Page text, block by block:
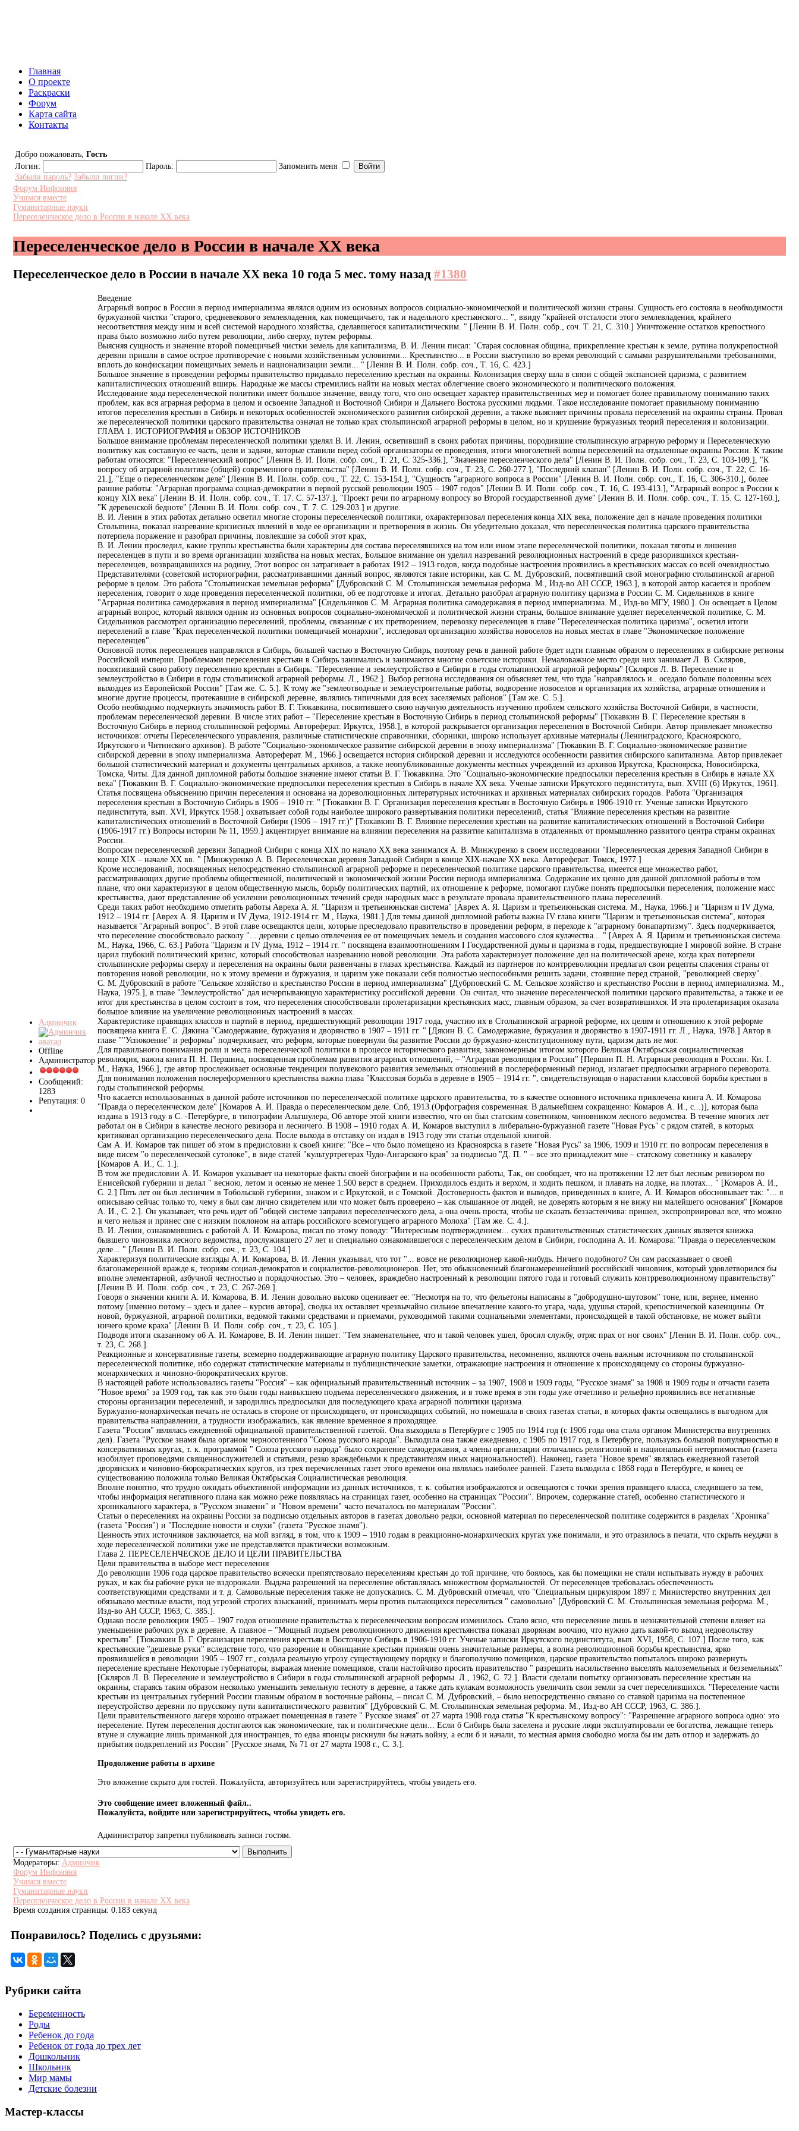
Главная
О проекте
Раскраски
Форум
Карта сайта
Контакты
Добро пожаловать, Гость
Логин:
Пароль:
Запомнить меня
Забыли пароль? Забыли логин?
Форум Инфоняня
Учимся вместе
Гуманитарные науки
Переселенческое дело в России в начале ХХ века
Переселенческое дело в России в начале ХХ века
Переселенческое дело в России в начале ХХ века 10 года 5 мес. тому назад #1380
Админчик
Offline
Администратор
Сообщений:
1283
Репутация: 0
Введение
Аграрный вопрос в России в период империализма являлся одним из основных вопросов социально-экономической и политической жизни страны. Сущность его состояла в необходимости
буржуазной чистки "старого, средневекового землевладения, как помещичьего, так и надельного крестьянского... ", ввиду "крайней отсталости этого землевладения, крайнего
несоответствия между ним и всей системой народного хозяйства, сделавшегося капиталистическим. " [Ленин В. И. Полн. собр., соч. Т. 21, С. 310.] Уничтожение остатков крепостного
права было возможно либо путем революции, либо сверху, путем реформы.
Выясняя сущность и значение второй помещичьей чистки земель для капитализма, В. И. Ленин писал: "Старая сословная община, прикрепление крестьян к земле, рутина полукрепостной
деревни пришли в самое острое противоречие с новыми хозяйственным условиями... Крестьянство... в России выступило во время революций с самыми разрушительными требованиями,
вплоть до конфискации помещичьих земель и национализации земли... " [Ленин В. И. Полн. собр. соч., Т. 16, С. 423.]
Большое значение в проведении реформы правительство придавало переселению крестьян на окраины. Колонизация сверху шла в связи с общей экспансией царизма, с развитием
капиталистических отношений вширь. Народные же массы стремились найти на новых местах облегчение своего экономического и политического положения.
Исследование хода переселенческой политики имеет большое значение, ввиду того, что оно освещает характер правительственных мер и помогает более правильному пониманию таких
проблем, как вся аграрная реформа в целом и освоение Западной и Восточной Сибири и Дальнего Востока русскими людьми. Такое исследование помогает правильному пониманию
итогов переселения крестьян в Сибирь и некоторых особенностей экономического развития сибирской деревни, а также выясняет причины провала переселений на окраины страны. Провал
же переселенческой политики царского правительства означал не только крах столыпинской аграрной реформы в целом, но и крушение буржуазных теорий переселения и колонизации.
ГЛАВА 1. ИСТОРИОГРАФИЯ и ОБЗОР ИСТОЧНИКОВ
Большое внимание проблемам переселенческой политики уделял В. И. Ленин, осветивший в своих работах причины, породившие столыпинскую аграрную реформу и Переселенческую
политику как составную ее часть, цели и задачи, которые ставили перед собой организаторы ее проведения, итоги многолетней волны переселений на отдаленные окраины России. К таким
работам относятся: "Переселенческий вопрос" [Ленин В. И. Полн. собр. соч., Т. 21, С. 325-336.], "Значение переселенческого дела" [Ленин В. И. Полн. собр. соч., Т. 23, С. 103-109.], "К
вопросу об аграрной политике (общей) современного правительства" [Ленин В. И. Полн. собр. соч., Т. 23, С. 260-277.], "Последний клапан" [Ленин В. И. Полн. собр. соч., Т. 22, С. 16-
21.], "Еще о переселенческом деле" [Ленин В. И. Полн. собр. соч., Т. 22, С. 153-154.], "Сущность "аграрного вопроса в России" [Ленин В. И. Полн. собр. соч., Т. 16, С. 306-310.], более
ранние работы: "Аграрная программа социал-демократии в первой русской революции 1905 – 1907 годов" [Ленин В. И. Полн. собр. соч., Т. 16, С. 193-413.], "Аграрный вопрос в России к
концу XIX века" [Ленин В. И. Полн. собр. соч., Т. 17. С. 57-137.], "Проект речи по аграрному вопросу во Второй государственной думе" [Ленин В. И. Полн. собр. соч., Т. 15. С. 127-160.],
"К деревенской бедноте" [Ленин В. И. Полн. собр. соч., Т. 7. С. 129-203.] и другие.
В. И. Ленин в этих работах детально осветил многие стороны переселенческой политики, охарактеризовал переселения конца XIX века, положение дел в начале проведения политики
Столыпина, показал назревание кризисных явлений в ходе ее организации и претворения в жизнь. Он убедительно доказал, что переселенческая политика царского правительства
потерпела поражение и разобрал причины, повлекшие за собой этот крах,
В. И. Ленин проследил, какие группы крестьянства были характерны для состава переселявшихся на том или ином этапе переселенческой политики, показал тяготы и лишения
переселенцев в пути и во время организации хозяйства на новых местах, Большое внимание он уделил назреваний революционных настроений в среде разорившихся крестьян-
переселенцев, возвращавшихся на родину, Этот вопрос он затрагивает в работах 1912 – 1913 годов, когда подобные настроения проявились в крестьянских массах со всей очевидностью.
Представителями (советской историографии, рассматривавшими данный вопрос, являются такие историки, как С. М. Дубровский, посвятивший свой монографию столыпинской агарной
реформе в целом. Это работа "Столыпинская земельная реформа" [Дубровский С. М. Столыпинская земельная реформа. М., Изд-во АН СССР, 1963.], в которой автор касается и проблем
переселения, говорит о ходе проведения переселенческой политики, об ее подготовке и итогах. Детально разобрал аграрную политику царизма в России С. М. Сидельников в книге
"Аграрная политика самодержавия в период империализма" [Сидельников С. М. Аграрная политика самодержавия в период империализма. М., Изд-во МГУ, 1980.]. Он освещает в Целом
аграрный вопрос, который являлся одним из основных вопросов социально-экономической и политической жизни страны, большое внимание уделяет переселенческой политике, С. М.
Сидельников рассмотрел организацию переселений, проблемы, связанные с их претворением, перевозку переселенцев в главе "Переселенческая политика царизма", осветил итоги
переселений в главе "Крах переселенческой политики помещичьей монархии", исследовал организацию хозяйства новоселов на новых местах в главе "Экономическое положение
переселенцев".
Основной поток переселенцев направлялся в Сибирь, большей частью в Восточную Сибирь, поэтому речь в данной работе будет идти главным образом о переселениях в сибирские регионы
Российской империи. Проблемами переселения крестьян в Сибирь занимались и занимаются многие советские историки. Немаловажное место среди них занимает Л. В. Скляров,
посвятивший свою работу переселению крестьян в Сибирь: "Переселение и землеустройство в Сибири в годы столыпинской аграрной реформы" [Скляров Л. В. Переселение и
землеустройство в Сибири в годы столыпинской аграрной реформы. Л., 1962.]. Выбор региона исследования он объясняет тем, что туда "направлялось и.. оседало больше половины всех
выходцев из Европейской России" [Там же. С. 5.]. К тому же "землеотводные и землеустроительные работы, водворение новоселов и организация их хозяйства, аграрные отношения и
многие другие процессы, протекавшие в сибирской деревне, являлись типичными для всех заселяемых районов" [Там же. С. 5.].
Особо необходимо подчеркнуть значимость работ В. Г. Тюкавкина, посвятившего свою научную деятельность изучению проблем сельского хозяйства Восточной Сибири, в частности,
проблемам переселенческой деревни. В числе этих работ – "Переселение крестьян в Восточную Сибирь в период столыпинской реформы" [Тюкавкин В. Г. Переселение крестьян в
Восточную Сибирь в период столыпинской реформы. Автореферат. Иркутск, 1958.], в которой раскрывается организация переселения в Восточной Сибири. Автор привлекает множество
источников: отчеты Переселенческого управления, различные статистические справочники, сборники, широко использует архивные материалы (Ленинградского, Красноярского,
Иркутского и Читинского архивов). В работе "Социально-экономическое развитие сибирской деревни в эпоху империализма" [Тюкавкин В. Г. Социально-экономическое развитие
сибирской деревни в эпоху империализма. Автореферат. М., 1966.] освещается история сибирской деревни и исследуются особенности развития сибирского капитализма. Автор привлекает
большой статистический материал и документы центральных архивов, а также неопубликованные документы местных учреждений из архивов Иркутска, Красноярска, Новосибирска,
Томска, Читы. Для данной дипломной работы большое значение имеют статьи В. Г. Тюкавкина. Это "Социально-экономические предпосылки переселения крестьян в Сибирь в начале XX
века" [Тюкавкин В. Г. Социально-экономические предпосылки переселения крестьян в Сибирь в начале ХХ века. Ученые записки Иркутского пединститута, вып. ХVIII (6) Иркутск, 1961].
Статья посвящена объяснению причин переселения и основана на дореволюционных литературных источниках и архивных материалах сибирских городов. Работа "Организация
переселения крестьян в Восточную Сибирь в 1906 – 1910 гг. " [Тюкавкин В. Г. Организация переселения крестьян в Восточную Сибирь в 1906-1910 гг. Ученые записки Иркутского
пединститута, вып. ХVI, Иркутск 1958.] охватывает собой годы наиболее широкого развертывания политики переселений, статья "Влияние переселения крестьян на развитие
капиталистических отношений в Восточной Сибири (1906 – 1917 гг.)" [Тюкавкин В. Г. Влияние переселения крестьян на развитие капиталистических отношений в Восточной Сибири
(1906-1917 гг.) Вопросы истории № 11, 1959.] акцентирует внимание на влиянии переселения на развитие капитализма в отдаленных от промышленно развитого центра страны окраинах
России.
Вопросам переселенческой деревни Западной Сибири с конца XIX по начало XX века занимался А. В. Минжуренко в своем исследовании "Переселенческая деревня Западной Сибири в
конце XIX – начале XX вв. " [Минжуренко А. В. Переселенческая деревня Западной Сибири в конце XIX-начале XX века. Автореферат. Томск, 1977.]
Кроме исследований, посвященных непосредственно столыпинской аграрной реформе и переселенческой политике царского правительства, имеется еще множество работ,
рассматривающих другие проблемы общественной, политической и экономической жизни России периода империализма. Содержание их ценно для данной дипломной работы в том
плане, что они характеризуют в целом общественную мысль, борьбу политических партий, их отношение к реформе, помогают глубже понять предпосылки переселения, положение масс
крестьянства, дают представление об усилении революционных течений среди народных масс в результате провала правительственного плана переселений.
Среди таких работ необходимо отметить работы Авреха А. Я. "Царизм и третьеиюньская система" [Аврех А. Я. Царизм и третьеиюньская система. М., Наука, 1966.] и "Царизм и IV Дума,
1912 – 1914 гг. [Аврех А. Я. Царизм и IV Дума, 1912-1914 гг. М., Наука, 1981.] Для темы данной дипломной работы важна IV глава книги "Царизм и третьеиюньская система", которая
называется "Аграрный вопрос". В этой главе освещаются цели, которые преследовало правительство в проведении реформ, в переходе к "аграрному бонапартизму". Здесь подчеркивается,
что переселение способствовало расколу "... деревни с целью отвлечения ее от помещичьих земель и создания массового слоя кулачества... " [Аврех А. Я. Царизм и третьеиюньская система.
М., Наука, 1966, С. 63.] Работа "Царизм и IV Дума, 1912 – 1914 гг. " посвящена взаимоотношениям I Государственной думы и царизма в годы, предшествующие I мировой войне. В стране
царил глубокий политический кризис, который способствовал назреванию новой революции. Эта работа характеризует положение дел на политической арене, когда крах потерпели
столыпинские реформы сверху и переселения на окраины были развенчаны в глазах крестьянства. Каждый из партнеров по контрреволюции предлагал свои рецепты спасения страны от
повторения новой революции, но к этому времени и буржуазия, и царизм уже показали себя полностью неспособными решить задачи, стоявшие перед страной, "революцией сверху".
С. М. Дубровский в работе "Сельское хозяйство и крестьянство России в период империализма" [Дубрповский С. М. Сельское хозяйство и крестьянство России в период империализма. М.,
Наука, 1975.], в главе "Землеустройство" дал исчерпывающую характеристику российской деревни. Он считал, что значение переселенческой политики царского правительства, а также и ее
итог для крестьянства в целом состоит в том, что переселения способствовали пролетаризации крестьянских масс, главным образом, за счет возвратившихся. И эта пролетаризация оказала
большое влияние на увеличение революционных настроений в массах.
Характеристике правящих классов и партий в период, предшествующий революции 1917 года, участию их в Столыпинской аграрной реформе, их целям и отношению к этой реформе
посвящена книга Е. С. Дякина "Самодержавие, буржуазия и дворянство в 1907 – 1911 гг. " [Дякин В. С. Самодержавие, буржуазия и дворянство в 1907-1911 гг. Л., Наука, 1978.] Автор в
главе ""Успокоение" и реформы" подчеркивает, что реформ, которые повернули бы развитие России до буржуазно-конституционному пути, царизм дать не мог.
Для правильного понимания роли и места переселенческой политики в процессе исторического развития, закономерным итогом которого Великая Октябрьская социалистическая
революция, важна книга П. Н. Першина, посвященная проблемам развития аграрных отношений, – "Аграрная революция в России" [Першин П. Н. Аграрная революция в России. Кн. I.
М., Наука, 1966.], где автор прослеживает основные тенденции полувекового развития земельных отношений в послереформенный период, излагает предпосылки аграрного переворота.
Для понимания положения послереформенного крестьянства важна глава "Классовая борьба в деревне в 1905 – 1914 гг. ", свидетельствующая о нарастании классовой борьбы крестьян в
годы столыпинской реформы.
Что касается использованных в данной работе источников по переселенческой политике царского правительства, то в качестве основного источника привлечена книга А. И. Комарова
"Правда о переселенческом деле" [Комаров А. И. Правда о переселенческом деле. Спб, 1913.(Орфография современная. В дальнейшем сокращенно: Комаров А. И., с...)], которая была
издана в 1913 году в С. -Петербурге, в типографии Альтшулера, Об авторе этой книги известно, что он был статским советником, чиновником лесного ведомства. В течение многих лет
работал он в Сибири в качестве лесного ревизора и лесничего. В 1908 – 1910 годах А. И, Комаров выступил в либерально-буржуазной газете "Новая Русь" с рядом статей, в которых
критиковал организацию переселенческого дела. После выхода в отставку он издал в 1913 году эти статьи отдельной книгой.
Сам А. И. Комаров так пишет об этом в предисловии к своей книге: "Все – что было помещено из Красноярска в газете "Новая Русь" за 1906, 1909 и 1910 гг. по вопросам переселения в
виде писем "о переселенческой сутолоке", в виде статей "культуртрегерах Чудо-Ангарского края" за подписью "Д. П. " – все это принадлежит мне – статскому советнику и кавалеру
[Комаров А. И., С. 1.].
В том же предисловии А. И. Комаров указывает на некоторые факты своей биографии и на особенности работы, Так, он сообщает, что на протяжении 12 лет был лесным ревизором по
Енисейской губернии и делал " весною, летом и осенью не менее 1.500 верст в среднем. Приходилось ездить и верхом, и ходить пешком, и плавать на лодке, на плотах... " [Комаров А. И.,
С. 2.] Пять лет он был лесничим в Тобольской губернии, знаком и с Иркутской, и с Томской. Достоверность фактов и выводов, приведенных в книге, А. И. Комаров обосновывает так: "... я
описываю сейчас только то, чему я был сам лично свидетелем или что может быть проверено – как слышанное от людей, не доверять которым я не вижу ни малейшего основания" [Комаров
А. И., С. 2.]. Он указывает, что речь идет об "общей системе заправил переселенческого дела, а она очень проста, чтобы не сказать беззастенчива: пришел, экспроприировал все, что можно
и чего нельзя и принес сие с низким поклоном на алтарь российского всемогущего аграрного Молоха" [Там же. С. 4.].
В. И. Ленин, ознакомившись с работой А. И. Комарова, писал по этому поводу: "Интересным подтверждением... сухих правительственных статистических данных является книжка
бывшего чиновника лесного ведомства, прослужившего 27 лет и специально ознакомившегося с переселенческим делом в Сибири, господина А. И. Комарова: "Правда о переселенческом
деле... " [Ленин В. И. Полн. собр. соч., т. 23, С. 104.]
Характеризуя политические взгляды А. И. Комарова, В. И. Ленин указывал, что тот "... вовсе не революционер какой-нибудь. Ничего подобного? Он сам рассказывает о своей
благонамеренной вражде к, теориям социал-демократов и социалистов-революционеров. Нет, это обыкновенный благонамереннейший российский чиновник, который удовлетворился бы
вполне элементарной, азбучной честностью и порядочностью. Это – человек, враждебно настроенный к революции пятого года и готовый служить контрреволюционному правительству"
[Ленин В. И. Полн. собр. соч., т. 23, С. 267-269.].
Говоря о значении книги А. И. Комарова, В. И. Ленин довольно высоко оценивает ее: "Несмотря на то, что фельетоны написаны в "добродушно-шутовом" тоне, или, вернее, именно
потому [именно потому – здесь и далее – курсив автора], сводка их оставляет чрезвычайно сильное впечатление какого-то угара, чада, удушья старой, крепостнической казенщины. От
новой, буржуазной, аграрной политики, ведомой такими средствами и приемами, руководимой такими социальными элементами, происходящей в такой обстановке, не может выйти
ничего кроме краха" [Ленин В. И. Полн. собр. соч., т. 23, С. 105.].
Подводя итоги сказанному об А. И. Комарове, В. И. Ленин пишет: "Тем знаменательнее, что и такой человек ушел, бросил службу, отряс прах от ног своих" [Ленин В. И. Полн. собр. соч.,
т. 23, С. 268.].
Реакционные и консервативные газеты, всемерно поддерживающие аграрную политику Царского правительства, несомненно, являются очень важным источником по столыпинской
переселенческой политике, ибо содержат статистические материалы и публицистические заметки, отражающие настроения и отношение к происходящему со стороны буржуазно-
монархических и чиновно-бюрократических кругов.
В настоящей работе использовались газеты "Россия" – как официальный правительственный источник – за 1907, 1908 и 1909 годы, "Русское знамя" за 1908 и 1909 годы и отчасти газета
"Новое время" за 1909 год, так как это были годы наивысшею подъема переселенческого движения, и в тоже время в эти годы уже отчетливо и рельефно проявились все негативные
стороны организации переселений, и зародились предпосылки для последующего краха аграрной политики царизма.
Буржуазно-монархическая печать не осталась в стороне от происходящего, от происходящих событий, но помешала в своих газетах статьи, в которых факты освещались в выгодном для
правительства направлении, а трудности изображались, как явление временное я проходящее.
Газета "Россия" являлась ежедневной официальной правительственной газетой. Она выходила в Петербурге с 1905 по 1914 год (с 1906 года она стала органом Министерства внутренних
дел). Газета "Русское знамя была органом черносотенного "Союза русского народа". Выходила она также ежедневно, с 1905 по 1917 год, в Петербурге, пользуясь большой популярностью в
консервативных кругах, т. к. программой " Союза русского народа" было сохранение самодержавия, а члены организации отличались религиозной и национальной нетерпимостью (газета
изобилует проповедями священнослужителей и статьями, резко враждебными к представителям иных национальностей). Наконец, газета "Новое время" являлась ежедневной газетой
дворянских и чиновно-бюрократических кругов, из трех перечисленных газет этого времени она являлась наиболее ранней. Газета выходила с 1868 года в Петербурге, и конец ее
существованию положила только Великая Октябрьская Социалистическая революция.
Вполне понятно, что трудно ожидать объективной информации из данных источников, т. к. события изображаются и освещаются с точки зрения правящего класса, следившего за тем,
чтобы информация негативного плана как можно реже появлялась на страницах газет, особенно на страницах "России". Впрочем, содержание статей, особенно статистического и
хроникального характера, в "Русском знамени" и "Новом времени" часто печаталось по материалам "России".
Статьи о переселениях на окраины России за подписью отдельных авторов в газетах довольно редки, основной материал по переселенческой политике содержится в разделах "Хроника"
(газета "Россия") и "Последние новости и слухи" (газета "Русское знамя").
Ценность этих источников заключается, на мой взгляд, в том, что к 1909 – 1910 годам в реакционно-монархических кругах уже понимали, и это отразилось в печати, что скрыть неудачи в
ходе переселенческой политики уже не представляется практически возможным.
Глава 2. ПЕРЕСЕЛЕНЧЕСКОЕ ДЕЛО И ЦЕЛИ ПРАВИТЕЛЬСТВА
Цели правительства в выборе мест переселения
До революции 1906 года царское правительство всячески препятствовало переселениям крестьян до той причине, что боялось, как бы помещики не стали испытывать нужду в рабочих
руках, и как бы рабочие руки не вздорожали. Выдача разрешений на переселение обставлялась множеством формальностей. От переселенцев требовалась обеспеченность
соответствующими средствами и т. д. Самовольные переселения также не допускались. С. М. Дубровский отмечал, что "Специальным циркуляром 1897 г. Министерство внутренних дел
обязывало местные власти, под угрозой строгих взысканий, принимать меры против пытающихся переселиться " самовольно" [Дубровский С. М. Столыпинская земельная реформа. М.,
Изд-во АН СССР, 1963, С. 385.].
Однако после революции 1905 – 1907 годов отношение правительства к переселенческим вопросам изменилось. Стало ясно, что переселение лишь в незначительной степени влияет на
уменьшение рабочих рук в деревне. А главное – "Мощный подъем революционного движения крестьянства показал дворянам воочию, что нужно дать какой-то выход недовольству
крестьян". [Тюкавкин В. Г. Организация переселения крестьян в Восточную Сибирь в 1906-1910 гг. Ученые записки Иркутского пединститута, вып. XVI, 1958, С. 107.] После того, как
крестьянские "дешевые руки" вследствие того, что разорение и обнищание крестьян приняли очень значительные размеры, а волна революционной борьбы крестьянства, ярко
проявившейся в революции 1905 – 1907 гг., создала реальную угрозу существующему порядку и благополучию помещиков, царское правительство попыталось широко развернуть
переселение крестьяне Некоторые губернаторы, выражая мнение помещиков, стали настойчиво просить правительство " разрешить насильственно выселять малоземельных и безземельных"
[Скляров Л. В. Переселение и землеустройство в Сибири в годы столыпинской аграрной реформы. Л., 1962, С. 72.]. Власти сделали попытку организовать переселение крестьян на
окраины, стараясь таким образом несколько уменьшить земельную тесноту в деревне, а также дать кулакам возможность увеличить свои земли за счет переселившихся. "Переселение части
крестьян из центральных губерний России главным образом в восточные районы, – писал С. М. Дубровский, – было непосредственно связано со ставкой царизма на постепенное
переустройство деревни по прусскому пути капиталистического развития" [Дубровский С. М. Столыпинская земельная реформа. М., Изд-во АН СССР, 1963, С. 386.].
Цели правительственного лагеря хорошо отражает помещенная в газете " Русское знамя" от 27 марта 1908 года статья "К крестьянскому вопросу": "Разрешение аграрного вопроса одно: это
переселение. Путем переселения достигаются как экономические, так и политические цели... Если б Сибирь была заселена и русские люди эксплуатировали ее богатства, лежащие теперь
втуне и служащие лишь приманкой для иностранцев, то едва японцы рискнули бы начать войну, а если б и начали, то местная армия свободно могла бы им дать отпор и задержать до
прибытия подкреплений из России" [Русское знамя, № 71 от 27 марта 1908 г., С. 3.].
Продолжение работы в архиве
Это вложение скрыто для гостей. Пожалуйста, авторизуйтесь или зарегистрируйтесь, чтобы увидеть его.
Это сообщение имеет вложенный файл..
Пожалуйста, войдите или зарегистрируйтесь, чтобы увидеть его.
Администратор запретил публиковать записи гостям.
Модераторы: Админчик
Форум Инфоняня
Учимся вместе
Гуманитарные науки
Переселенческое дело в России в начале ХХ века
Время создания страницы: 0.183 секунд
Понравилось? Поделись с друзьями:
Рубрики сайта
Беременность
Роды
Ребенок до года
Ребенок от года до трех лет
Дошкольник
Школьник
Мир мамы
Детские болезни
Мастер-классы